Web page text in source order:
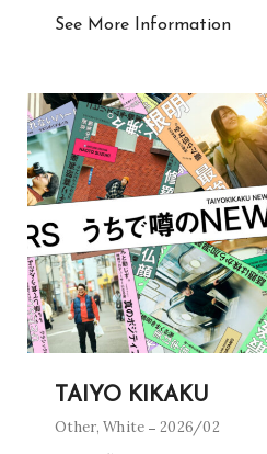
See More Information
TAIYO KIKAKU
Other,White 2026/02